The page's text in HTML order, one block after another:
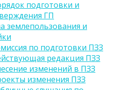
подготовки и
ГП
землепользования и
по подготовки ПЗЗ
редакция ПЗЗ
изменений в ПЗЗ
изменения ПЗЗ